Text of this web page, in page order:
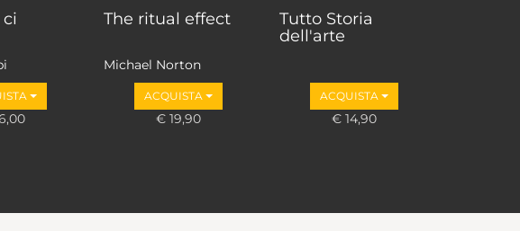
ci
The ritual effect
Michael Norton
ACQUISTA
€ 19,90
Tutto Storia
dell'arte
ACQUISTA
€ 14,90